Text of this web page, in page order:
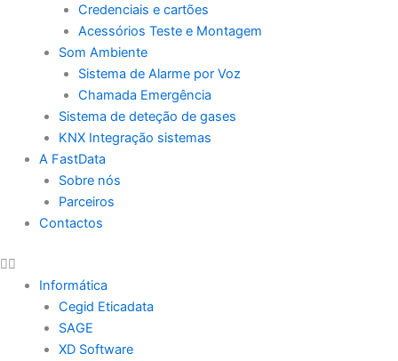
Credenciais e cartões
Acessórios Teste e Montagem
Som Ambiente
Sistema de Alarme por Voz
Chamada Emergência
Sistema de deteção de gases
KNX Integração sistemas
A FastData
Sobre nós
Parceiros
Contactos
Informática
Cegid Eticadata
SAGE
XD Software